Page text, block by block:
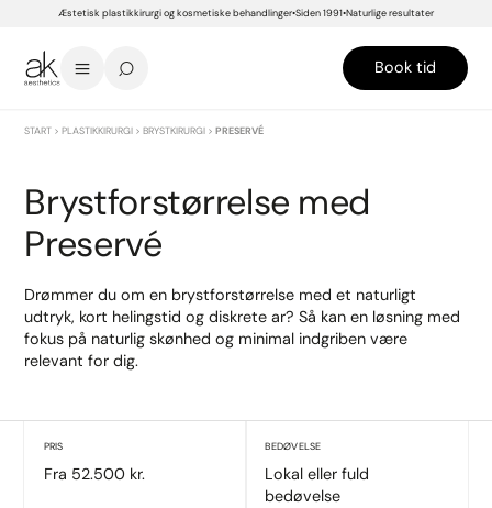
Æstetisk plastikkirurgi og kosmetiske behandlinger Siden 1991 Naturlige resultater
Book tid
START >PLASTIKKIRURGI >BRYSTKIRURGI >PRESERVÉ
Brystforstørrelse med
Preservé
Drømmer du om en brystforstørrelse med et naturligt
udtryk, kort helingstid og diskrete ar? Så kan en løsning med
fokus på naturlig skønhed og minimal indgriben være
relevant for dig.
PRIS
Fra 52.500 kr.
BEDØVELSE
Lokal eller fuld
bedøvelse